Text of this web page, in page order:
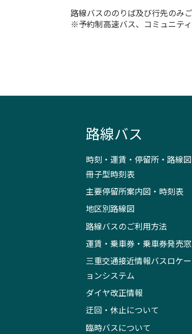
路線バスののりば及び行先のみ
※予約制高速バス、コミュニテ
路線バス
時刻・運賃・停留所・路線図
冊子型時刻表
主要停留所案内図・時刻表
地区別路線図
路線バスのご利用方法
運賃・乗車券・乗車券発売
三重交通接近情報バスロケ
ョンシステム
ダイヤ改正情報
迂回・休止について
臨時バスについて